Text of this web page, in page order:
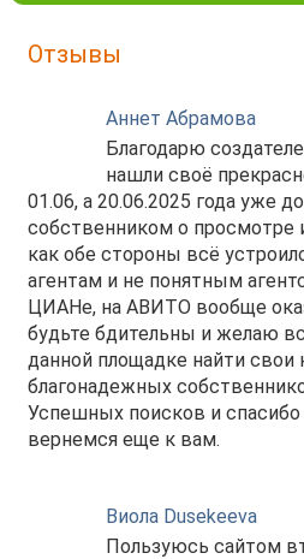
Отзывы
Аннет Абрамова
Благодарю
нашли своё
01.06, а 20.06.2025 года уже
собственником о просмотре
как обе стороны всё
агентам и не понятным
ЦИАНе, на АВИТО вообще
будьте бдительны и желаю
данной площадке найти свои
благонадежных
Успешных поисков и спасибо
вернемся еще к вам.
Виола Dusekeeva
Пользуюсь сайтом